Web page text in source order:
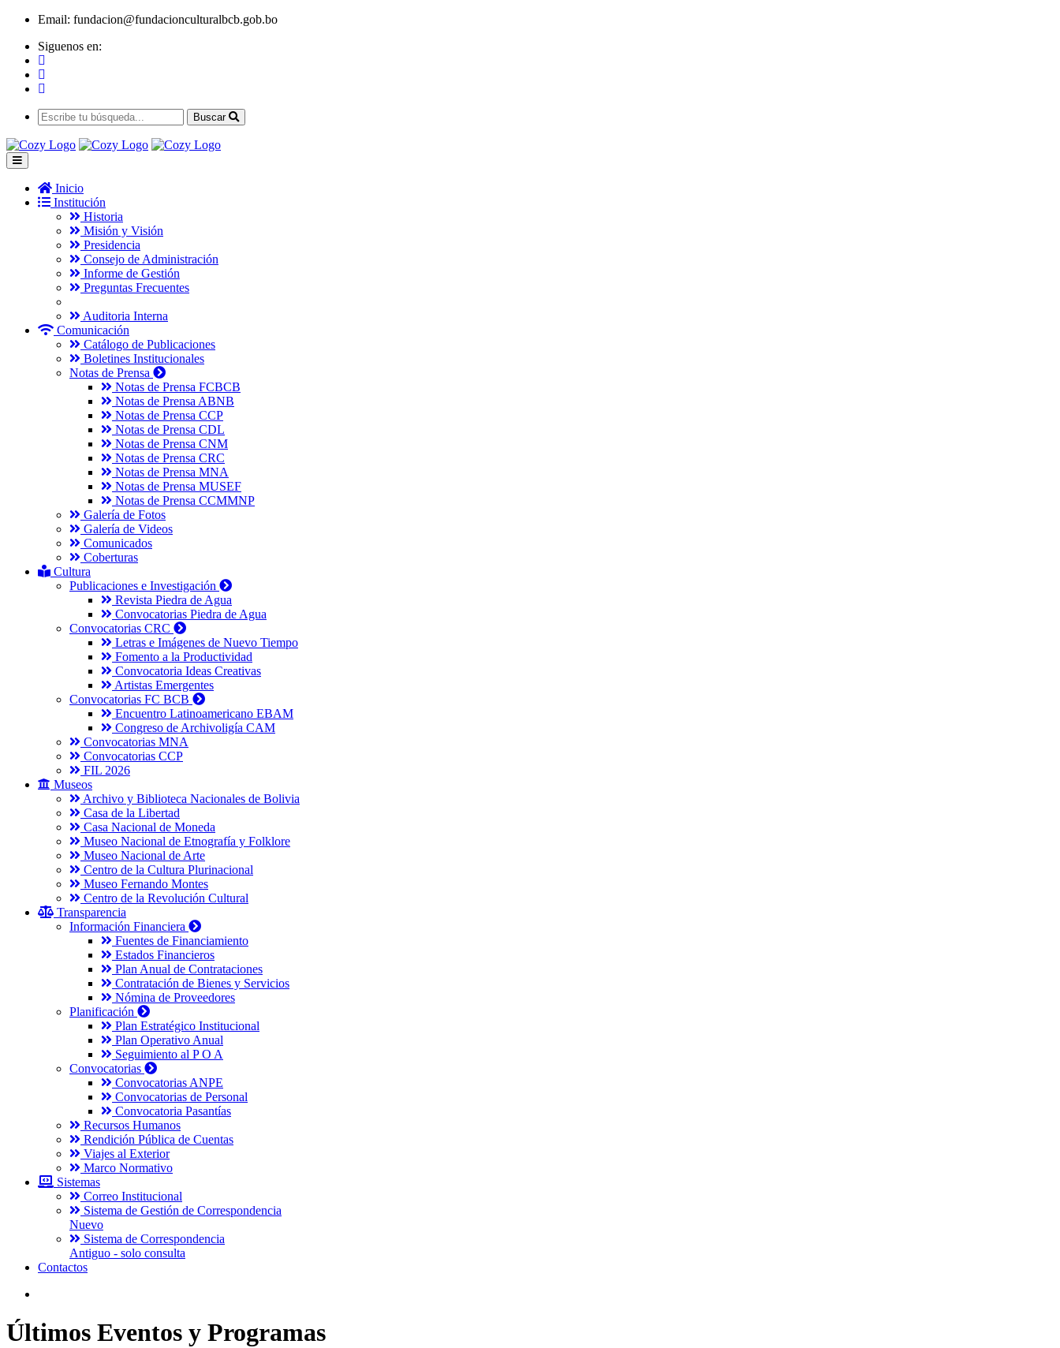
Email: fundacion@fundacionculturalbcb.gob.bo
Siguenos en:
Buscar
Inicio
Institución
Historia
Misión y Visión
Presidencia
Consejo de Administración
Informe de Gestión
Preguntas Frecuentes
Auditoria Interna
Comunicación
Catálogo de Publicaciones
Boletines Institucionales
Notas de Prensa
Notas de Prensa FCBCB
Notas de Prensa ABNB
Notas de Prensa CCP
Notas de Prensa CDL
Notas de Prensa CNM
Notas de Prensa CRC
Notas de Prensa MNA
Notas de Prensa MUSEF
Notas de Prensa CCMMNP
Galería de Fotos
Galería de Videos
Comunicados
Coberturas
Cultura
Publicaciones e Investigación
Revista Piedra de Agua
Convocatorias Piedra de Agua
Convocatorias CRC
Letras e Imágenes de Nuevo Tiempo
Fomento a la Productividad
Convocatoria Ideas Creativas
Artistas Emergentes
Convocatorias FC BCB
Encuentro Latinoamericano EBAM
Congreso de Archivoligía CAM
Convocatorias MNA
Convocatorias CCP
FIL 2026
Museos
Archivo y Biblioteca Nacionales de Bolivia
Casa de la Libertad
Casa Nacional de Moneda
Museo Nacional de Etnografía y Folklore
Museo Nacional de Arte
Centro de la Cultura Plurinacional
Museo Fernando Montes
Centro de la Revolución Cultural
Transparencia
Información Financiera
Fuentes de Financiamiento
Estados Financieros
Plan Anual de Contrataciones
Contratación de Bienes y Servicios
Nómina de Proveedores
Planificación
Plan Estratégico Institucional
Plan Operativo Anual
Seguimiento al P O A
Convocatorias
Convocatorias ANPE
Convocatorias de Personal
Convocatoria Pasantías
Recursos Humanos
Rendición Pública de Cuentas
Viajes al Exterior
Marco Normativo
Sistemas
Correo Institucional
Sistema de Gestión de Correspondencia
Nuevo
Sistema de Correspondencia
Antiguo - solo consulta
Contactos
Últimos Eventos y Programas